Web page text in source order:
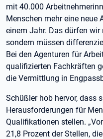
mit 40.000
Menschen mehr eine neue
einem Jahr. Das dürfen
sondern müssen
Bei den Agenturen für
qualifizierten Fachkräften
die Vermittlung in
Schüßler hob hervor, dass
Herausforderungen für
Qualifikationen stellen.
21,8 Prozent der Stellen,